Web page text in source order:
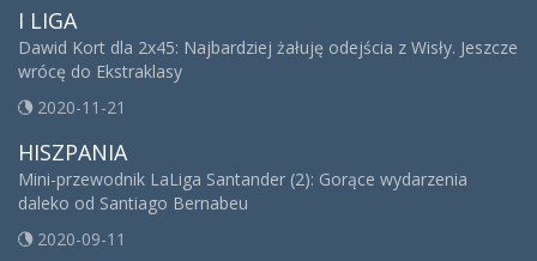
I LIGA
Dawid Kort dla 2x45: Najbardziej żałuję odejścia z Wisły. Jeszcze
wrócę do Ekstraklasy
2020-11-21
HISZPANIA
Mini-przewodnik LaLiga Santander (2): Gorące wydarzenia
daleko od Santiago Bernabeu
2020-09-11